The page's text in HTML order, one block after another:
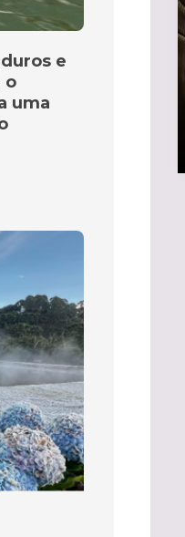
e
o
uma